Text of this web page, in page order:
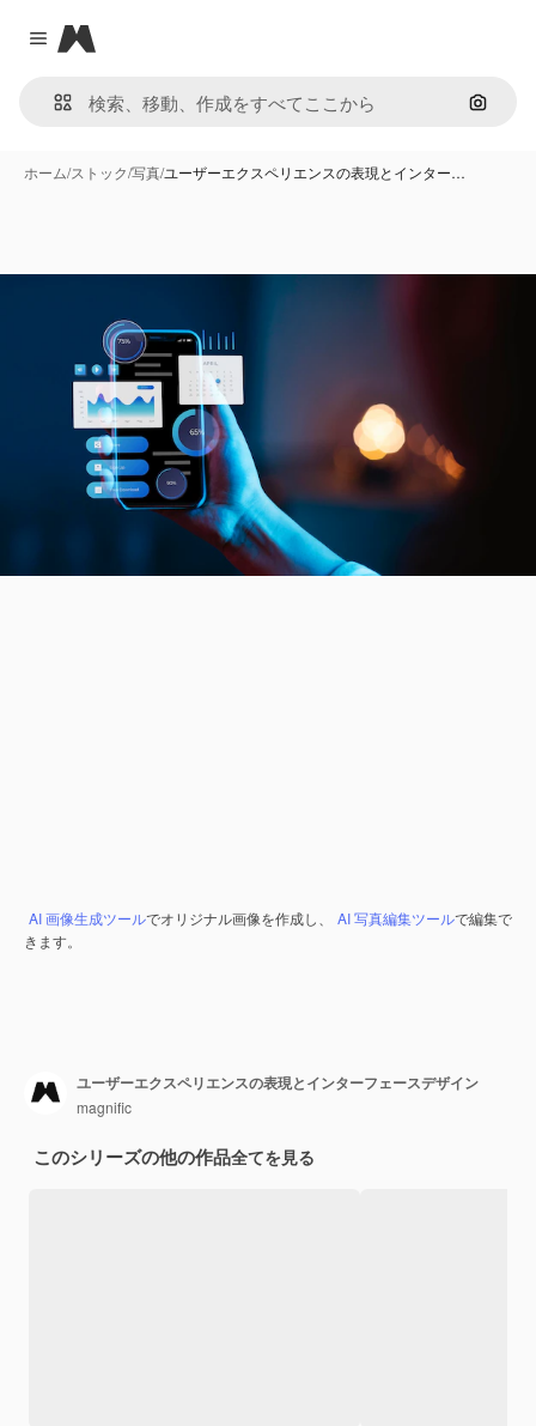
Close menu
Magnific
画像で
ホーム/ストック/写真/ユーザーエクスペリエンスの表現とインター…
AI 画像生成ツールでオリジナル画像を作成し、 AI 写真編集ツールで編集で
きます。
ユーザーエクスペリエンスの表現とインターフェースデザイン
magnific
このシリーズの他の作品全てを見る